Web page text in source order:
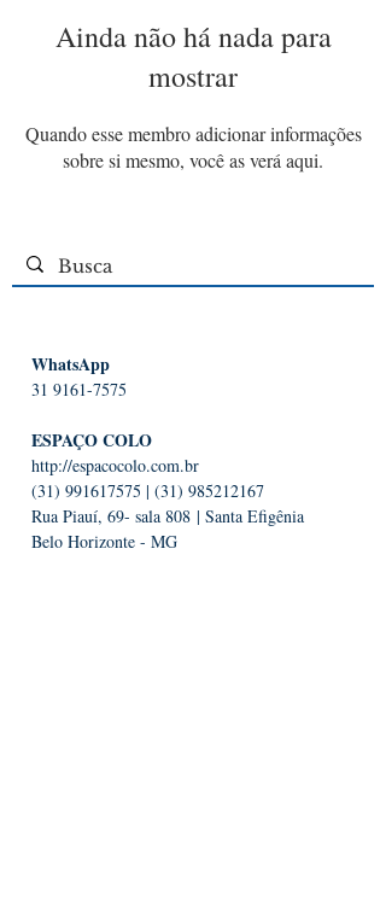
Ainda não há nada para
mostrar
Quando esse membro adicionar informações
sobre si mesmo, você as verá aqui.
WhatsApp
31 9161-7575
ESPAÇO COLO
http://espacocolo.com.br
(31) 991617575 | (31) 985212167
Rua Piauí, 69- sala 808 | Santa Efigênia
Belo Horizonte - MG